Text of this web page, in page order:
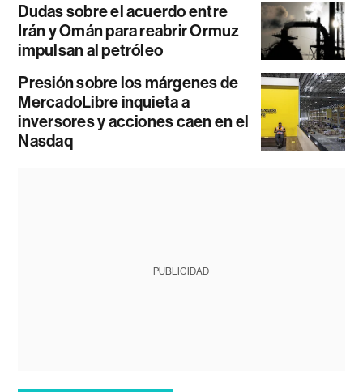
Dudas sobre el acuerdo entre
Irán y Omán para reabrir Ormuz
impulsan al petróleo
Presión sobre los márgenes de
MercadoLibre inquieta a
inversores y acciones caen en el
Nasdaq
PUBLICIDAD